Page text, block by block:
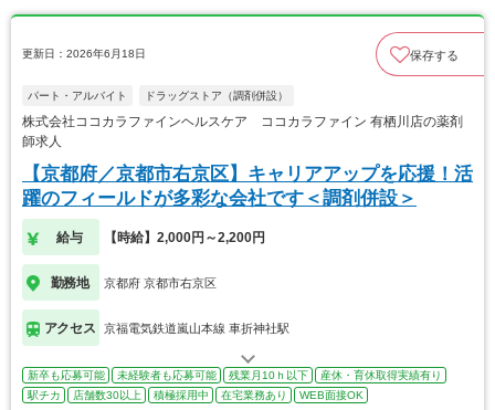
更新日：2026年6月18日 保存する
パート・アルバイト ドラッグストア（調剤併設）
株式会社ココカラファインヘルスケア ココカラファイン 有栖川店の薬剤
師求人
【京都府／京都市右京区】キャリアアップを応援！活
躍のフィールドが多彩な会社です＜調剤併設＞
給与 【時給】2,000円～2,200円
勤務地 京都府 京都市右京区
アクセス 京福電気鉄道嵐山本線 車折神社駅
新卒も応募可能 未経験者も応募可能 残業月10ｈ以下
産休・育休取得実績有り
駅チカ
店舗数30以上 積極採用中 在宅業務あり WEB面接OK